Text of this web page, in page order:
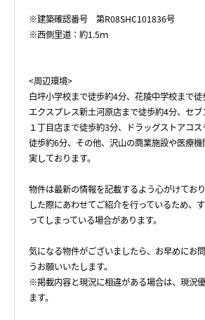
※建築確認番号 第R08SHC101836号
※西側里道：約1.5ｍ
<周辺環境>
白坪小学校まで徒歩約4分、花陵中学校まで
エクスプレス新土河原店まで徒歩約4分、セ
１丁目店まで徒歩約3分、ドラッグストアコ
徒歩約6分、その他、沢山の商業施設や医療
実しております。
物件は最新の情報を記載するよう心がけてお
した際にあわせてご紹介を行っているため、
ってしまっている場合があります。
気になる物件がございましたら、お早めにお
うお願いいたします。
※掲載内容と現況に相違がある場合は、現況
ます。